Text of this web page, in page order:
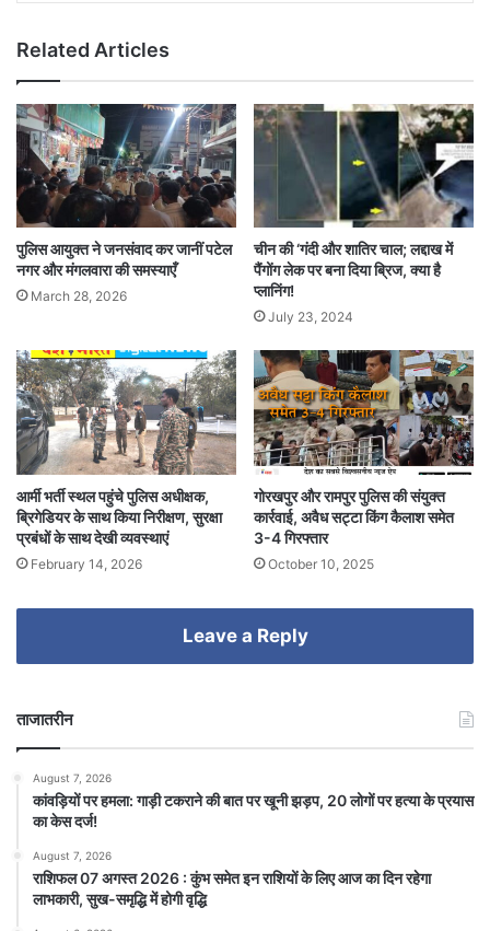
Related Articles
पुलिस आयुक्त ने जनसंवाद कर जानीं पटेल
नगर और मंगलवारा की समस्याएँ
March 28, 2026
चीन की ‘गंदी और शातिर चाल; लद्दाख में
पैंगोंग लेक पर बना दिया ब्रिज, क्या है
प्लानिंग!
July 23, 2024
आर्मी भर्ती स्थल पहुंचे पुलिस अधीक्षक,
ब्रिगेडियर के साथ किया निरीक्षण, सुरक्षा
प्रबंधों के साथ देखी व्यवस्थाएं
February 14, 2026
गोरखपुर और रामपुर पुलिस की संयुक्त
कार्रवाई, अवैध सट्टा किंग कैलाश समेत
3-4 गिरफ्तार
October 10, 2025
Leave a Reply
ताजातरीन
August 7, 2026
कांवड़ियों पर हमला: गाड़ी टकराने की बात पर खूनी झड़प, 20 लोगों पर हत्या के प्रयास
का केस दर्ज!
August 7, 2026
राशिफल 07 अगस्त 2026 : कुंभ समेत इन राशियों के लिए आज का दिन रहेगा
लाभकारी, सुख-समृद्धि में होगी वृद्धि